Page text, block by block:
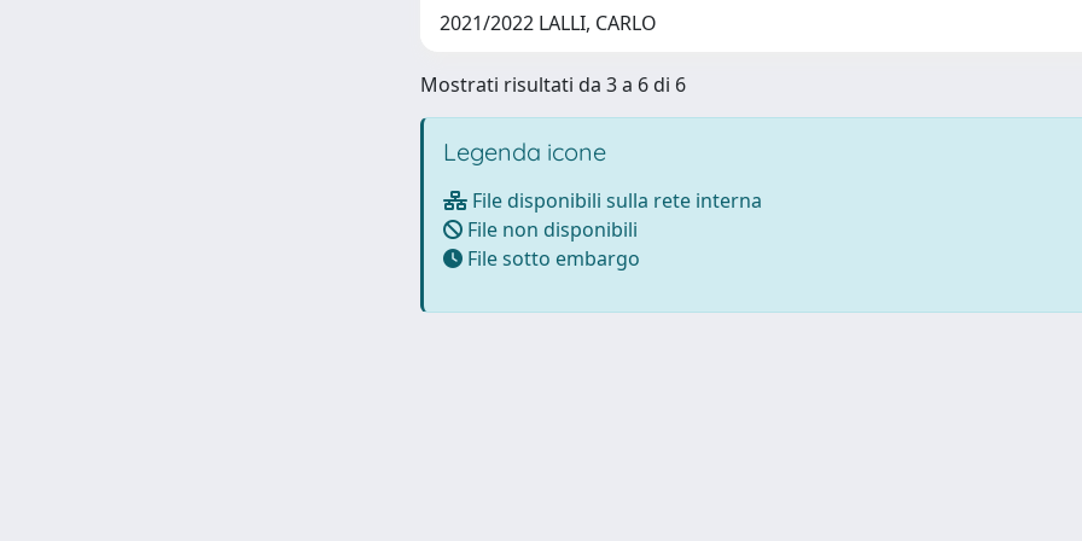
2021/2022 LALLI, CARLO
Mostrati risultati da 3 a 6 di 6
Legenda icone
File disponibili sulla rete interna
File non disponibili
File sotto embargo